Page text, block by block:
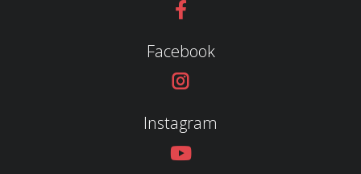
Facebook
Instagram